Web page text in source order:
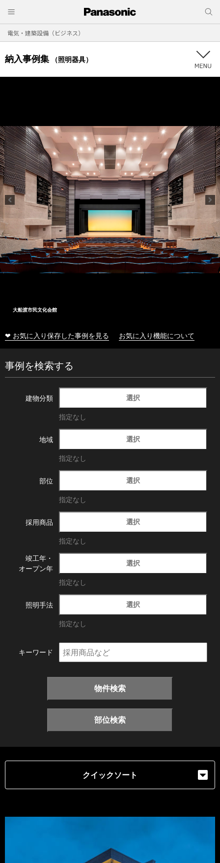
電気・建築設備（ビジネス）
納入事例集 （照明器具）
大船渡市民文化会館
❤ お気に入り保存した事例を見る お気に入り機能について
事例を検索する
建物分類 選択
指定なし
地域 選択
指定なし
部位 選択
指定なし
採用商品 選択
指定なし
竣工年・
オープン年
選択
指定なし
照明手法 選択
指定なし
キーワード
物件検索
部位検索
クイックソート